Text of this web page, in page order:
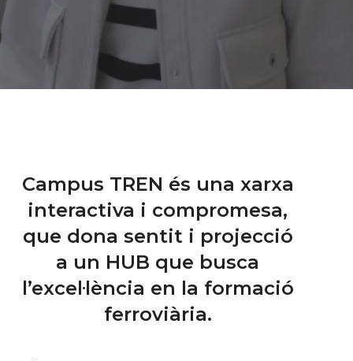
Campus TREN és una xarxa
interactiva i compromesa,
que dona sentit i projecció
a un HUB que busca
l’excel·lència en la formació
ferroviària.